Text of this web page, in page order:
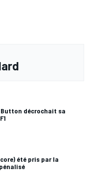
Button décrochait sa
été pris par la